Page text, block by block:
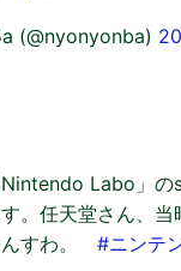
(@nyonyonba)
Labo」
。任天堂さん、
んすわ。 #ニンテ